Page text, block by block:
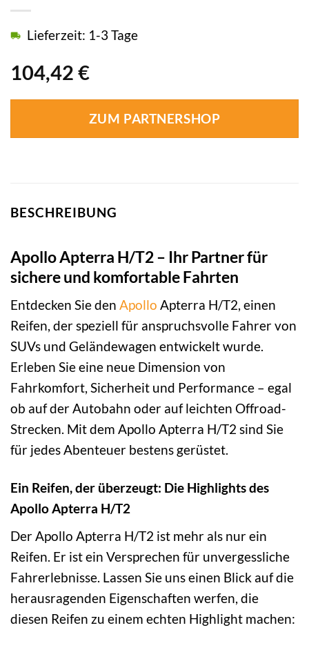
104,42 €
Lieferzeit: 1-3 Tage
ZUM PARTNERSHOP
BESCHREIBUNG
Apollo Apterra H/T2 – Ihr Partner für
sichere und komfortable Fahrten
Entdecken Sie den Apollo Apterra H/T2, einen
Reifen, der speziell für anspruchsvolle Fahrer von
SUVs und Geländewagen entwickelt wurde.
Erleben Sie eine neue Dimension von
Fahrkomfort, Sicherheit und Performance – egal
ob auf der Autobahn oder auf leichten Offroad-
Strecken. Mit dem Apollo Apterra H/T2 sind Sie
für jedes Abenteuer bestens gerüstet.
Ein Reifen, der überzeugt: Die Highlights des
Apollo Apterra H/T2
Der Apollo Apterra H/T2 ist mehr als nur ein
Reifen. Er ist ein Versprechen für unvergessliche
Fahrerlebnisse. Lassen Sie uns einen Blick auf die
herausragenden Eigenschaften werfen, die
diesen Reifen zu einem echten Highlight machen: